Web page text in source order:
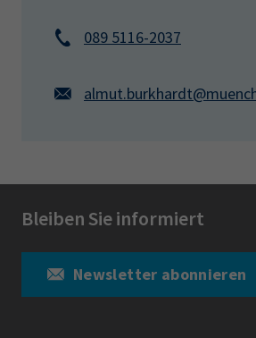
089 5116-2037
Bleiben Sie informiert
Newsletter abonnieren